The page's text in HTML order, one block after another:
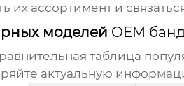
их ассортимент и
моделей OEM
таблица
актуальную